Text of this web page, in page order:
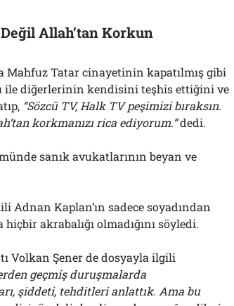
Allah’tan Korkun
Mahfuz Tatar cinayetinin kapatılmış gibi
ile diğerlerinin kendisini teşhis ettiğini ve
“Sözcü TV, Halk TV peşimizi bıraksın.
korkmanızı rica ediyorum.”dedi.
sanık avukatlarının beyan ve
Adnan Kaplan’ın sadece soyadından
akrabalığı olmadığını söyledi.
Volkan Şener de dosyayla ilgili
geçmiş duruşmalarda
şiddeti, tehditleri anlattık. Ama bu